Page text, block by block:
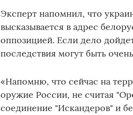
Эксперт напомнил, что
высказывается в адрес
оппозицией. Если дело
последствия могут быть
«Напомню, что сейчас на
оружие России, не считая
соединение "Искандеров" и